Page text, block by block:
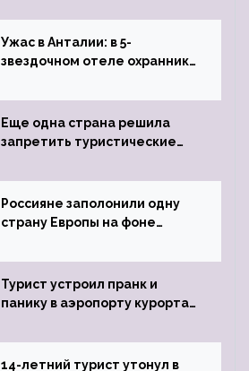
Ужас в Анталии: в 5-
звездочном отеле охранник
пистолета
Еще одна страна решила
запретить туристические
Россияне заполонили одну
страну Европы на фоне
виз
Турист устроил пранк и
панику в аэропорту курорта,
задержке рейса
14-летний турист утонул в